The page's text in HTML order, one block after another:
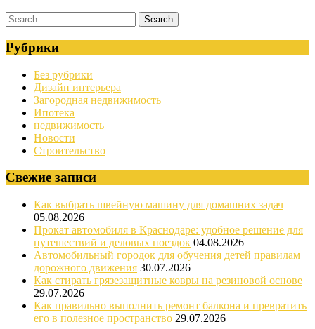
Рубрики
Без рубрики
Дизайн интерьера
Загородная недвижимость
Ипотека
недвижимость
Новости
Строительство
Свежие записи
Как выбрать швейную машину для домашних задач
05.08.2026
Прокат автомобиля в Краснодаре: удобное решение для
путешествий и деловых поездок 04.08.2026
Автомобильный городок для обучения детей правилам
дорожного движения 30.07.2026
Как стирать грязезащитные ковры на резиновой основе
29.07.2026
Как правильно выполнить ремонт балкона и превратить
его в полезное пространство 29.07.2026